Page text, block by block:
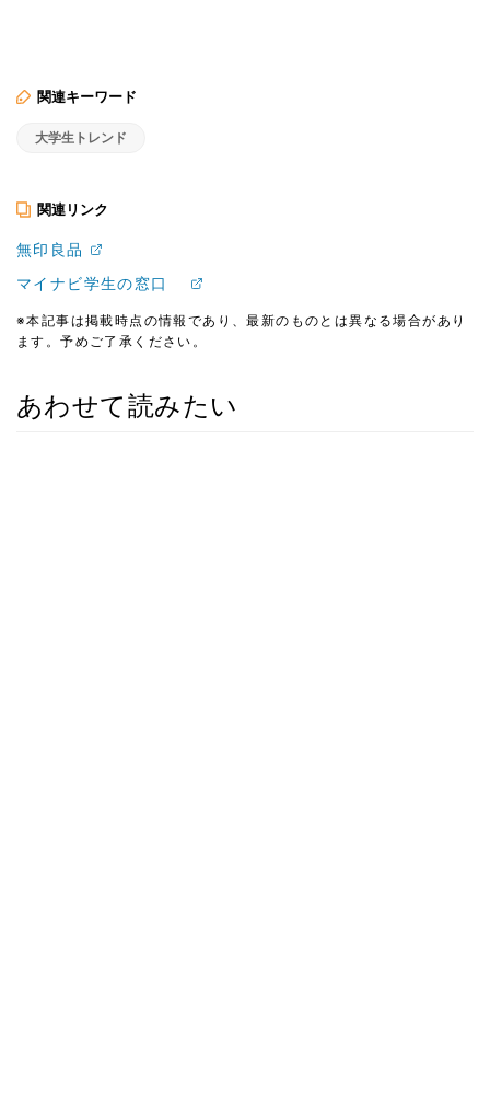
関連キーワード
大学生トレンド
関連リンク
無印良品
マイナビ学生の窓口
※本記事は掲載時点の情報であり、最新のものとは異なる場合があり
ます。予めご了承ください。
あわせて読みたい